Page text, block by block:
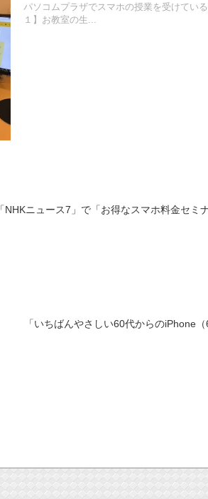
パソコムプラザでスマホの授業を受けてい
１】お教室の生...
「NHKニュース7」で「お得なスマホ料金セミ
「いちばんやさしい60代からのiPhone